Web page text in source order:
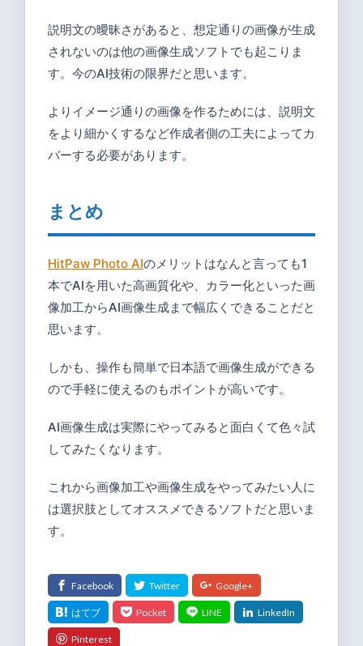
説明文の曖昧さがあると、想定通りの画像が生成
されないのは他の画像生成ソフトでも起こりま
す。今のAI技術の限界だと思います。
よりイメージ通りの画像を作るためには、説明文
をより細かくするなど作成者側の工夫によってカ
バーする必要があります。
まとめ
HitPaw Photo AIのメリットはなんと言っても1
本でAIを用いた高画質化や、カラー化といった画
像加工からAI画像生成まで幅広くできることだと
思います。
しかも、操作も簡単で日本語で画像生成ができる
ので手軽に使えるのもポイントが高いです。
AI画像生成は実際にやってみると面白くて色々試
してみたくなります。
これから画像加工や画像生成をやってみたい人に
は選択肢としてオススメできるソフトだと思いま
す。